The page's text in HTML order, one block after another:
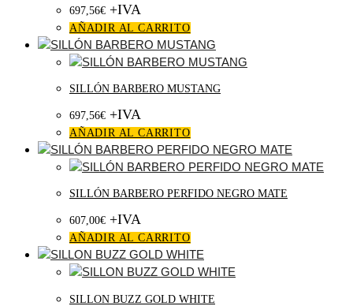
697,56€ +IVA
AÑADIR AL CARRITO
SILLÓN BARBERO MUSTANG
697,56€ +IVA
AÑADIR AL CARRITO
SILLÓN BARBERO PERFIDO NEGRO MATE
607,00€ +IVA
AÑADIR AL CARRITO
SILLON BUZZ GOLD WHITE